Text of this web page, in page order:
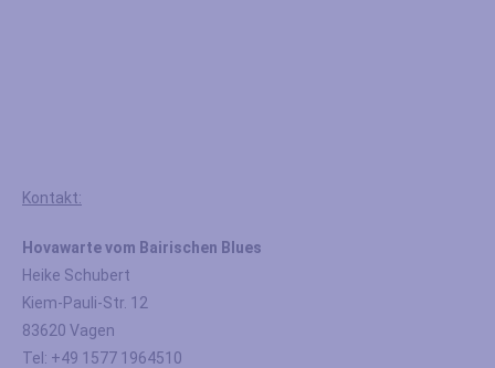
Kontakt:
Hovawarte vom Bairischen Blues
Heike Schubert
Kiem-Pauli-Str. 12
83620 Vagen
Tel: +49 1577 1964510